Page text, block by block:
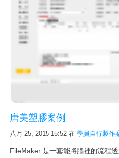
新 Claris FileMaker 2023
Claris Connect 流程自動化
FileMaker Go
FileMaker Pro 規格能力
唐美塑膠案例
八月 25, 2015 15:52 在 學員自行製作
FileMaker 是一套能將腦裡的流程